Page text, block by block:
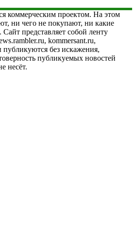
коммерческим проектом. На этом
ни чего не покупают, ни какие
представляет собой ленту
kommersant.ru,
без искажения,
публикуемых новостей
несёт.